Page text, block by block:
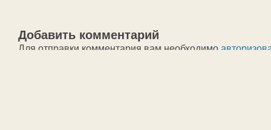
Добавить комментарий
Для отправки комментария вам необходимо